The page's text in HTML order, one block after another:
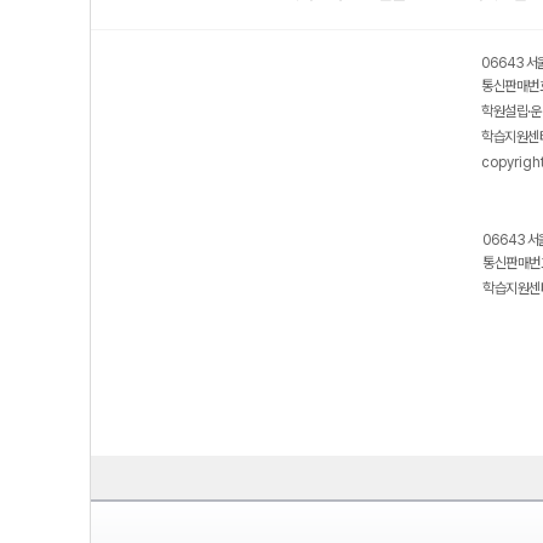
06643 서
통신판매
학원설립·
학습지원
06643 서
통신판매
학습지원